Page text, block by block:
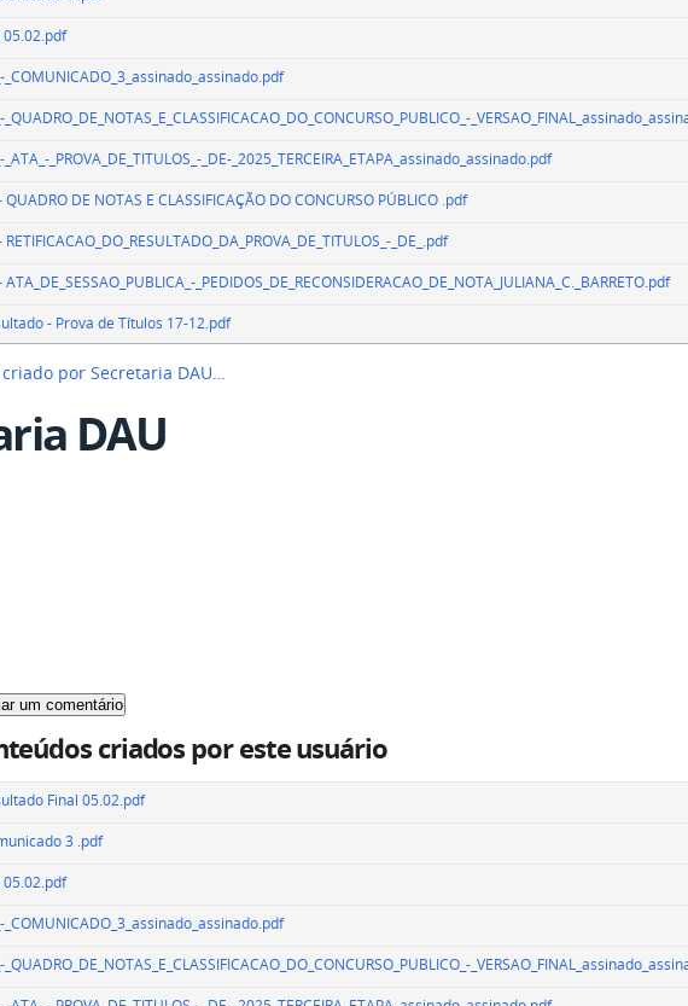
05.02.pdf
_COMUNICADO_3_assinado_assinado.pdf
_QUADRO_DE_NOTAS_E_CLASSIFICACAO_DO_CONCURSO_PUBLICO_-
_ATA_-_PROVA_DE_TITULOS_-_DE-_2025_TERCEIRA_ETAPA_assinado_assinado.pdf
QUADRO DE NOTAS E CLASSIFICAÇÃO DO CONCURSO PÚBLICO .pdf
RETIFICACAO_DO_RESULTADO_DA_PROVA_DE_TITULOS_-_DE_.pdf
ATA_DE_SESSAO_PUBLICA_-_PEDIDOS_DE_RECONSIDERACAO_DE_NOTA_JULIANA_C._BARRETO.pdf
- Prova de Títulos 17-12.pdf
por Secretaria DAU…
DAU
criados por este usuário
Final 05.02.pdf
3 .pdf
05.02.pdf
_COMUNICADO_3_assinado_assinado.pdf
_QUADRO_DE_NOTAS_E_CLASSIFICACAO_DO_CONCURSO_PUBLICO_-